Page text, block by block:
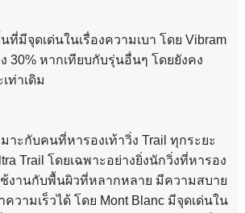
ที่มีจุดเด่นในเรื่องความเบา โดย Vibram
30% หากเทียบกับรุ่นอื่นๆ โดยยังคง
ท่าเดิม
มาะกับคนที่หารองเท้าวิ่ง Trail ทุกระยะ
Trail โดยเฉพาะอย่างยิ่งนักวิ่งที่หารอง
ช้งานกับพื้นผิวที่หลากหลาย มีความสบาย
วามเร็วได้ โดย Mont Blanc มีจุดเด่นใน